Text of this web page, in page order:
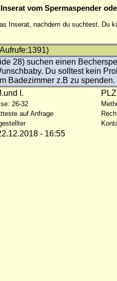
vom Spermaspender
Inserat, nachdem du suchtest. Du
28) suchen einen
Du solltest kein
Badezimmer z.B zu spenden.
I.
26-32
auf Anfrage
- 16:55